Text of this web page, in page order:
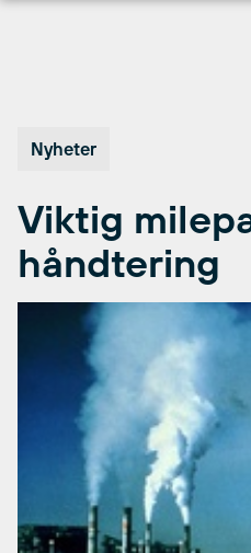
Nyheter
Viktig
håndtering